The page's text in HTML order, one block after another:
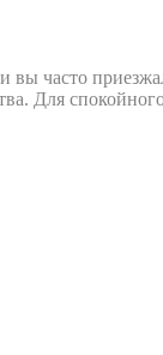
часто
Для